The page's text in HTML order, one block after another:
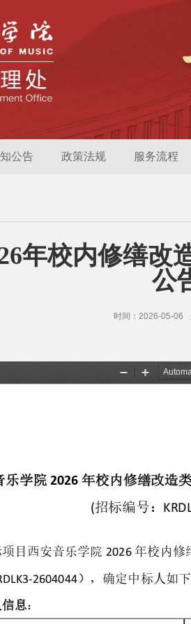
公告 政策法规 服务流程
年校内修缮改
公
时间：2026-05-06